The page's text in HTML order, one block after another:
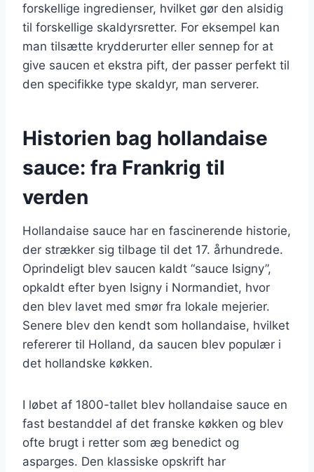
forskellige ingredienser, hvilket gør den alsidig
til forskellige skaldyrsretter. For eksempel kan
man tilsætte krydderurter eller sennep for at
give saucen et ekstra pift, der passer perfekt til
den specifikke type skaldyr, man serverer.
Historien bag hollandaise
sauce: fra Frankrig til
verden
Hollandaise sauce har en fascinerende historie,
der strækker sig tilbage til det 17. århundrede.
Oprindeligt blev saucen kaldt “sauce Isigny”,
opkaldt efter byen Isigny i Normandiet, hvor
den blev lavet med smør fra lokale mejerier.
Senere blev den kendt som hollandaise, hvilket
refererer til Holland, da saucen blev populær i
det hollandske køkken.
I løbet af 1800-tallet blev hollandaise sauce en
fast bestanddel af det franske køkken og blev
ofte brugt i retter som æg benedict og
asparges. Den klassiske opskrift har